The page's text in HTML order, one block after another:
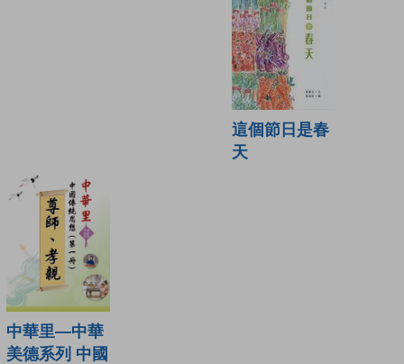
這個節日是春
天
中華里—中華
美德系列 中國